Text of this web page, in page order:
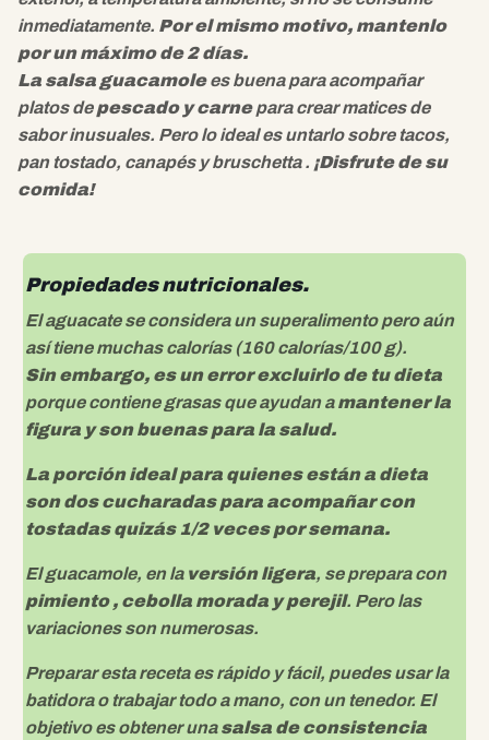
inmediatamente. Por el mismo motivo, mantenlo
por un máximo de 2 días.
La salsa guacamolees buena para acompañar
platos depescado y carnepara crear matices de
sabor inusuales. Pero lo ideal es untarlo sobre tacos,
pan tostado, canapés y bruschetta . ¡Disfrute de su
comida!
Propiedades nutricionales.
El aguacate se considera un superalimento pero aún
así tiene muchas calorías (160 calorías/100 g).
Sin embargo, es un error excluirlo de tu dieta
porque contiene grasas que ayudan amantener la
figura y son buenas para la salud.
La porción ideal para quienes están a dieta
son dos cucharadas para acompañar con
tostadas quizás 1/2 veces por semana.
El guacamole, en la versión ligera, se prepara con
pimiento , cebolla morada y perejil. Pero las
variaciones son numerosas.
Preparar esta receta es rápido y fácil, puedes usar la
batidora o trabajar todo a mano, con un tenedor. El
objetivo es obtener unasalsa de consistencia